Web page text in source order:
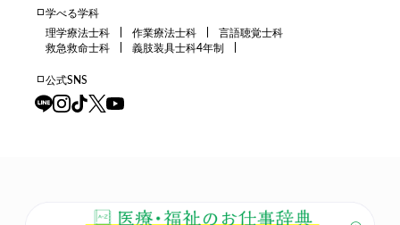
学べる学科
理学療法士科
作業療法士科
言語聴覚士科
救急救命士科
義肢装具士科4年制
公式SNS